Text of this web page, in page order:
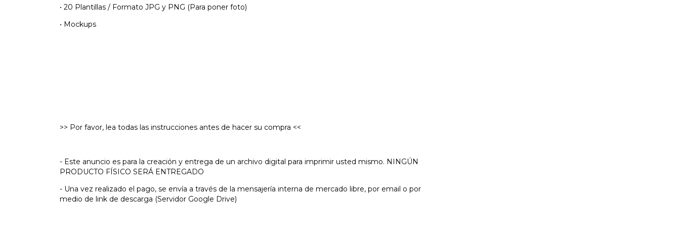
• 20 Plantillas / Formato JPG y PNG (Para poner foto)
• Mockups
>> Por favor, lea todas las instrucciones antes de hacer su compra <<
- Este anuncio es para la creación y entrega de un archivo digital para imprimir usted mismo. NINGÚN
PRODUCTO FÍSICO SERÁ ENTREGADO
- Una vez realizado el pago, se envía a través de la mensajería interna de mercado libre, por email o por
medio de link de descarga (Servidor Google Drive)